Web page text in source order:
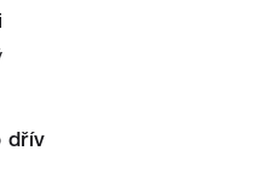
dřív